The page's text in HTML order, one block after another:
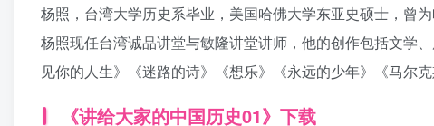
杨照，台湾大学历史系毕业，美国哈佛大学东亚史硕士，曾
杨照现任台湾诚品讲堂与敏隆讲堂讲师，他的创作包括文学
见你的人生》《迷路的诗》《想乐》《永远的少年》《马尔
《讲给大家的中国历史01》下载